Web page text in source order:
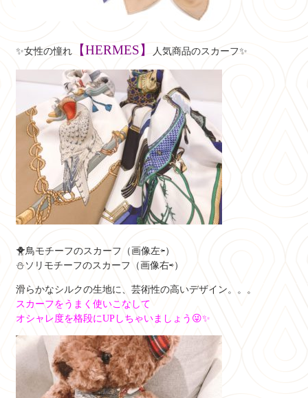
✨女性の憧れ【HERMES】 人気商品のスカーフ✨
🐥鳥モチーフのスカーフ（画像左⇦）
⛄ソリモチーフのスカーフ（画像右⇨）
滑らかなシルクの生地に、芸術性の高いデザイン。。。
スカーフをうまく使いこなして
オシャレ度を格段にUPしちゃいましょう😜✨